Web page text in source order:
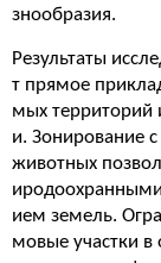
знообразия.
Результаты
т прямое
мых территорий
и. Зонирование
животных
ием земель.
мовые участки